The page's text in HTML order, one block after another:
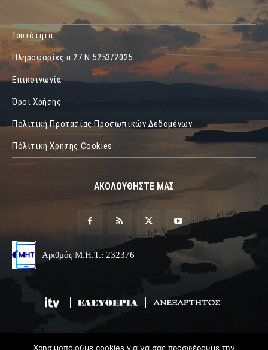
Ταυτότητα
Πληροφορίες α.27 Ν.5253/2025
Επικοινωνία
Όροι Χρήσης
Πολιτική Προτασίας Προσωπικών Δεδομένων
Πόλιτική Χρήσης Cookies
ΑΚΟΛΟΥΘΗΣΤΕ ΜΑΣ
Αριθμός Μ.Η.Τ.: 232376
Χρησιμοποιούμε cookies για να σας προσφέρουμε την